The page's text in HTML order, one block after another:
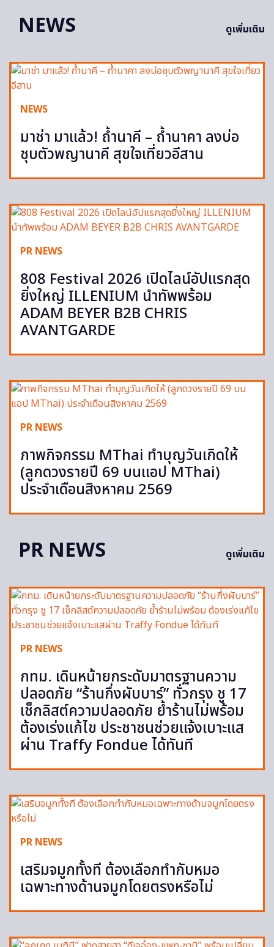
NEWS ดูเพิ่มเติม
NEWS
มาช่า มาแล้ว! ถ้ำนาคี – ถ้ำนาคา ลงบ่อ
ชุบตัวพญานาคี สุขใจเที่ยวอีสาน
PR NEWS
808 Festival 2026 เปิดไลน์อัปแรกสุด
ยิ่งใหญ่ ILLENIUM นำทัพพร้อม
ADAM BEYER B2B CHRIS
AVANTGARDE
PR NEWS
ภาพกิจกรรม MThai ทำบุญวันเกิดให้
(ลูกดวงรายปี 69 บนแอป MThai)
ประจำเดือนสิงหาคม 2569
PR NEWS ดูเพิ่มเติม
PR NEWS
กทม. เดินหน้ายกระดับมาตรฐานความ
ปลอดภัย “ร้านกึ่งผับบาร์” ทั่วกรุง ชู 17
เช็กลิสต์ความปลอดภัย ย้ำร้านไม่พร้อม
ต้องเร่งแก้ไข ประชาชนช่วยแจ้งเบาะแส
ผ่าน Traffy Fondue ได้ทันที
PR NEWS
เสริมจมูกทั้งที ต้องเลือกทำกับหมอ
เฉพาะทางด้านจมูกโดยตรงหรือไม่